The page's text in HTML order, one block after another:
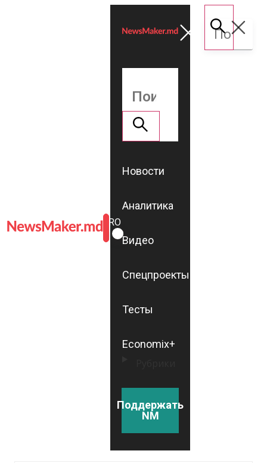
ROMÂNĂ
RU
Новости
Аналитика
Видео
Спецпроекты
Тесты
Economix+
Поддержать
NM